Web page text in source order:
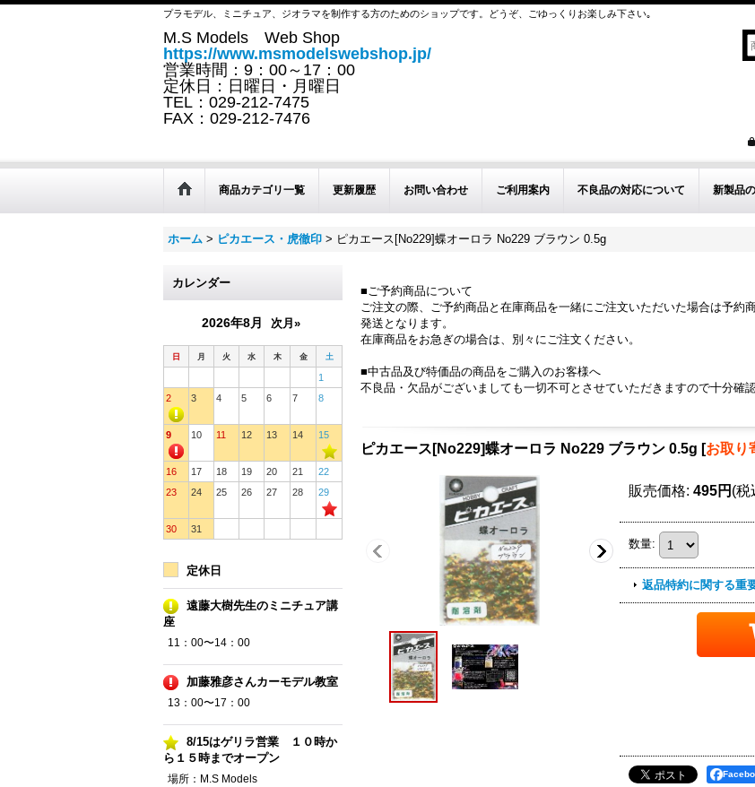
プラモデル、ミニチュア、ジオラマを制作する方のためのショップです。どうぞ、ごゆっくりお楽しみ下さい｡
M.S Models Web Shop
https://www.msmodelswebshop.jp/
営業時間：9：00～17：00
定休日：日曜日・月曜日
TEL：029-212-7475
FAX：029-212-7476
商品カテゴリ一覧 更新履歴 お問い合わせ ご利用案内 不良品の対応について 新製品
ホーム > ピカエース・虎徹印 > ピカエース[No229]蝶オーロラ No229 ブラウン 0.5g
カレンダー
2026年8月 次月»
日 月 火 水 木 金 土
1
2
3 4 5 6 7 8
9 10 11 12 13 14 15
16 17 18 19 20 21
22
23
24 25 26 27 28 29
30 31
定休日
遠藤大樹先生のミニチュア講
座
11：00〜14：00
加藤雅彦さんカーモデル教室
13：00〜17：00
8/15はゲリラ営業 １０時か
ら１５時までオープン
場所：M.S Models
■ご予約商品について
ご注文の際、ご予約商品と在庫商品を一緒にご注文いただいた場合は予約
発送となります。
在庫商品をお急ぎの場合は、別々にご注文ください。
■中古品及び特価品の商品をご購入のお客様へ
不良品・欠品がございましても一切不可とさせていただきますので十分確
ピカエース[No229]蝶オーロラ No229 ブラウン 0.5g [お取り
販売価格: 495円 (税
数量:
返品特約に関する重